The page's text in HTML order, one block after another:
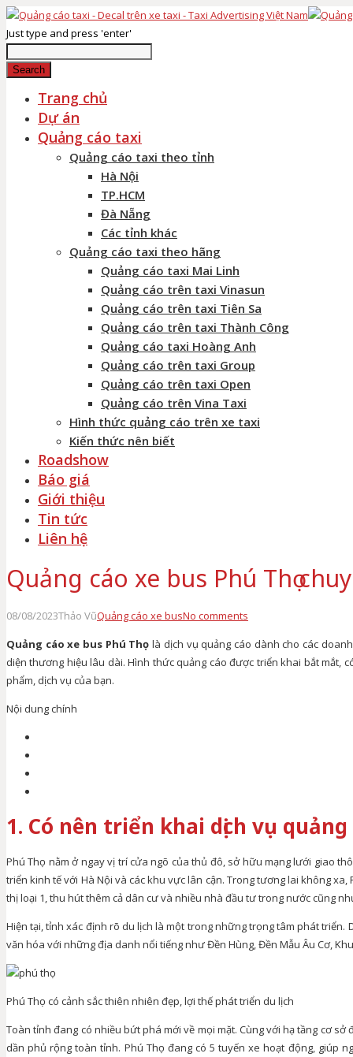
Just type and press 'enter'
Search
Trang chủ
Dự án
Quảng cáo taxi
Quảng cáo taxi theo tỉnh
Hà Nội
TP.HCM
Đà Nẵng
Các tỉnh khác
Quảng cáo taxi theo hãng
Quảng cáo taxi Mai Linh
Quảng cáo trên taxi Vinasun
Quảng cáo trên taxi Tiên Sa
Quảng cáo trên taxi Thành Công
Quảng cáo taxi Hoàng Anh
Quảng cáo trên taxi Group
Quảng cáo trên taxi Open
Quảng cáo trên Vina Taxi
Hình thức quảng cáo trên xe taxi
Kiến thức nên biết
Roadshow
Báo giá
Giới thiệu
Tin tức
Liên hệ
Quảng cáo xe bus Phú Thọ
08/08/2023Thảo VũQuảng cáo xe busNo comments
Quảng cáo xe bus Phú Thọlà dịch vụ quảng cáo dành cho các
diện thương hiệu lâu dài. Hình thức quảng cáo được triển khai bắt mắt,
phẩm, dịch vụ của bạn.
Nội dung chính
1. Có nên triển khai dịch vụ quảng
Phú Thọ nằm ở ngay vị trí cửa ngõ của thủ đô, sở hữu mạng lưới giao
triển kinh tế với Hà Nội và các khu vực lân cận. Trong tương lai không
thị loại 1, thu hút thêm cả dân cư và nhiều nhà đầu tư trong nước cũng
Hiện tại, tỉnh xác định rõ du lịch là một trong những trọng tâm phát triển.
văn hóa với những địa danh nổi tiếng như Đền Hùng, Đền Mẫu Âu Cơ,
Phú Thọ có cảnh sắc thiên nhiên đẹp, lợi thế phát triển du lịch
Toàn tỉnh đang có nhiều bứt phá mới về mọi mặt. Cùng với hạ tầng cơ
dần phủ rộng toàn tỉnh. Phú Thọ đang có 5 tuyến xe hoạt động, giúp